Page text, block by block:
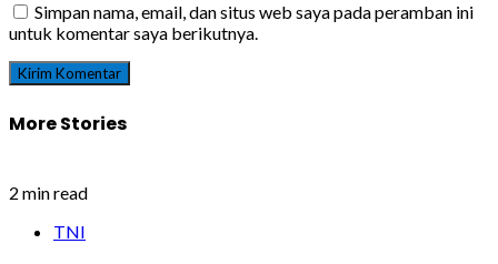
Simpan nama, email, dan situs web saya pada peramban ini
untuk komentar saya berikutnya.
More Stories
2 min read
TNI